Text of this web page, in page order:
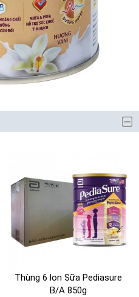
Thùng 6 lon Sữa Pediasure
B/A 850g